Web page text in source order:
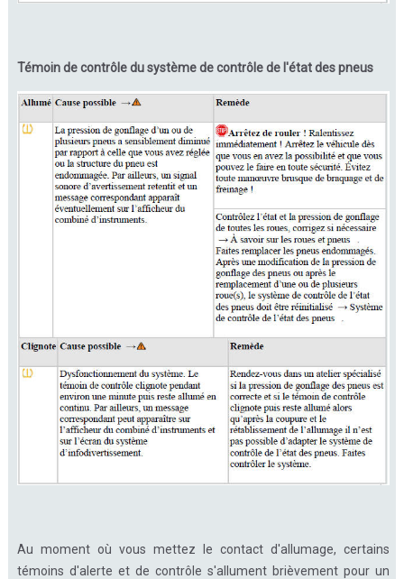
Témoin de contrôle du système de contrôle de l'état des pneus
Au moment où vous mettez le contact d'allumage, certains
témoins d'alerte et de contrôle s'allument brièvement pour un